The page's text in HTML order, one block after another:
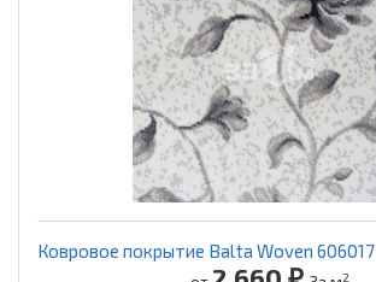
Ковровое покрытие Balta Woven 606017
2